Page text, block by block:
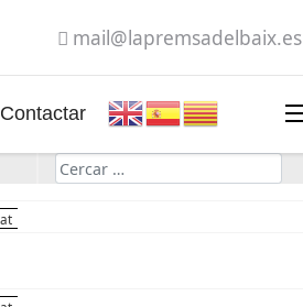
mail@lapremsadelbaix.es
Contactar
Cerca